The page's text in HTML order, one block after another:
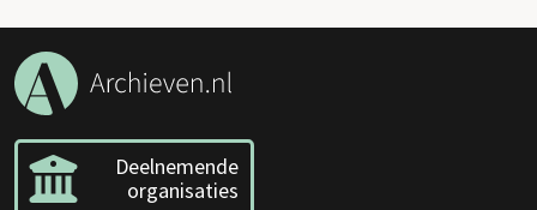
Deelnemende
organisaties